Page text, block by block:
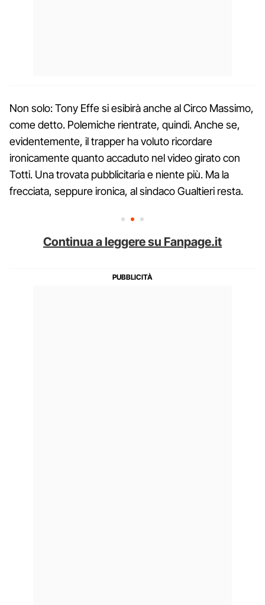
Non solo: Tony Effe si esibirà anche al Circo Massimo,
come detto. Polemiche rientrate, quindi. Anche se,
evidentemente, il trapper ha voluto ricordare
ironicamente quanto accaduto nel video girato con
Totti. Una trovata pubblicitaria e niente più. Ma la
frecciata, seppure ironica, al sindaco Gualtieri resta.
Continua a leggere su Fanpage.it